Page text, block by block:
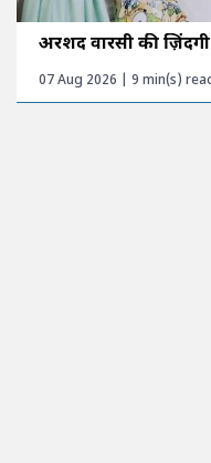
अरशद वारसी की
07 Aug 2026 | 9 min(s)